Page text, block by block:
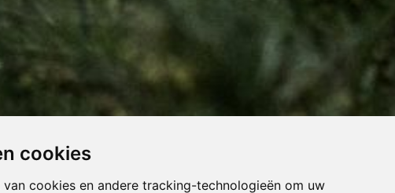
cookies
cookies en andere tracking-technologieën om uw